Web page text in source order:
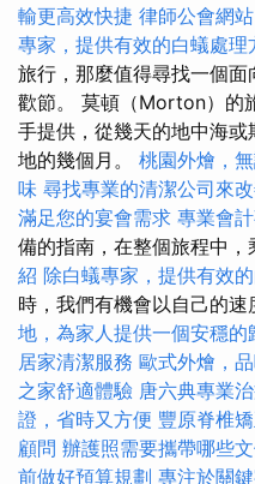
輸更高效快捷 律師公會網
專家，提供有效的白蟻處理
旅行，那麼值得尋找一個
歡節。 莫頓（Morton）的
手提供，從幾天的地中海
地的幾個月。 桃園外燴，
味 尋找專業的清潔公司來
滿足您的宴會需求 專業會
備的指南，在整個旅程中，
紹 除白蟻專家，提供有效
時，我們有機會以自己的速
地，為家人提供一個安穩的
居家清潔服務 歐式外燴，
之家舒適體驗 唐六典專業
證，省時又方便 豐原脊椎
顧問 辦護照需要攜帶哪些
前做好預算規劃 專注於關